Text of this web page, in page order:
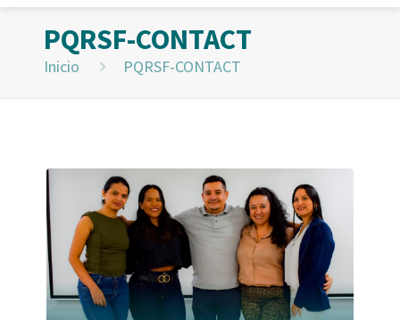
PQRSF-CONTACT
Inicio PQRSF-CONTACT